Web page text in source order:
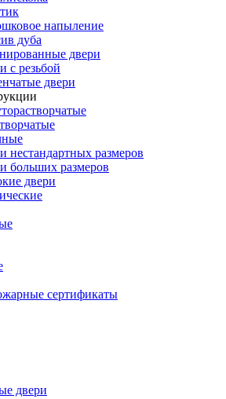
напыление
дуба
двери
с резьбой
двери
нестандартных размеров
больших размеров
двери
сертификаты
двери